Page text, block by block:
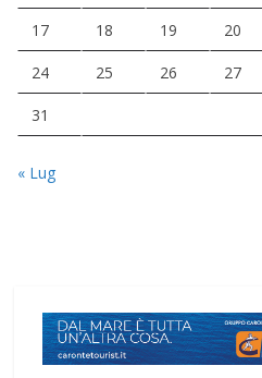
17 18 19 20
24 25 26 27
31
« Lug